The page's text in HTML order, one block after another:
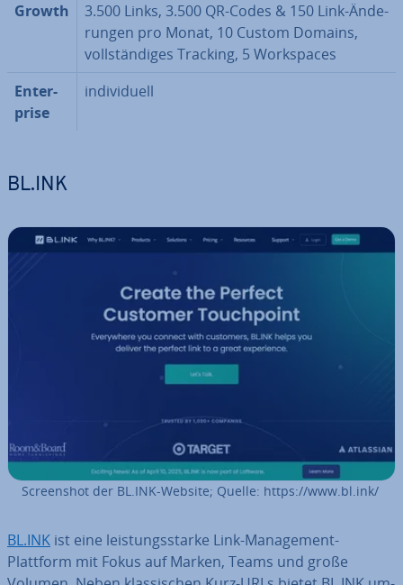
Growth
3.500 Links, 3.500 QR-Codes & 150 Link-Än­de­
run­gen pro Monat, 10 Custom Domains,
voll­stän­di­ges Tracking, 5 Workspaces
En­ter­
pri­se
in­di­vi­du­ell
BL.INK
Screen­shot der BL.INK-Website; Quelle: https://www.bl.ink/
BL.INK ist eine leis­tungs­star­ke Link-Ma­nage­ment-
Plattform mit Fokus auf Marken, Teams und große